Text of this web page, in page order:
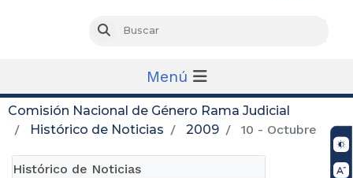
Buscar
Menú
Comisión Nacional de Género Rama Judicial
Histórico de Noticias
2009 10 - Octubre
Histórico de Noticias